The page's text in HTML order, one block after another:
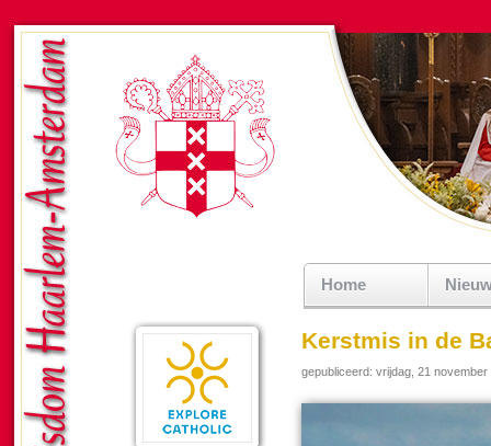
Home
Kerstmis in de
gepubliceerd: vrijdag, 21 november